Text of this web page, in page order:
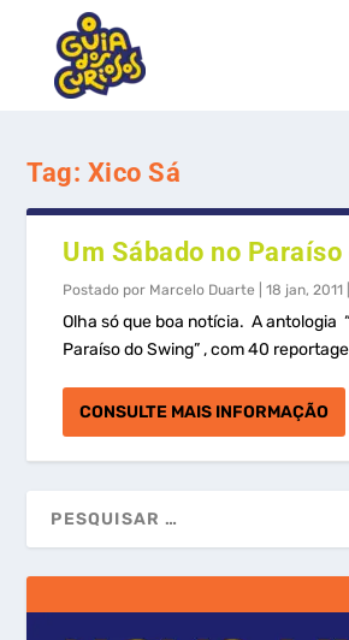
Tag: Xico Sá
Um Sábado no
Postado por Marcelo Duarte |18 jan, 2011
Olha só que boa notícia. A antologia
Paraíso do Swing” , com 40
CONSULTE MAIS INFORMAÇÃO